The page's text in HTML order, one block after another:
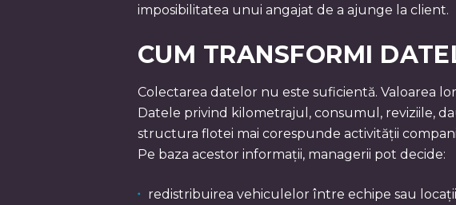
imposibilitatea unui angajat de a ajunge la client.
CUM TRANSFORMI
Colectarea datelor nu este suficientă. Valoarea
Datele privind kilometrajul, consumul, reviziile,
structura flotei mai corespunde activității
Pe baza acestor informații, managerii pot decide:
redistribuirea vehiculelor între echipe sau